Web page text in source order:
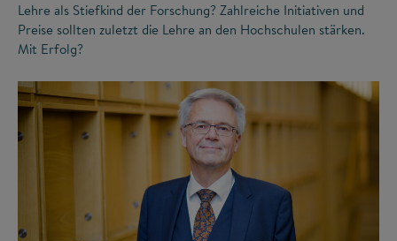
Lehre als Stiefkind der Forschung? Zahlreiche Initiativen und
Preise sollten zuletzt die Lehre an den Hochschulen stärken.
Mit Erfolg?